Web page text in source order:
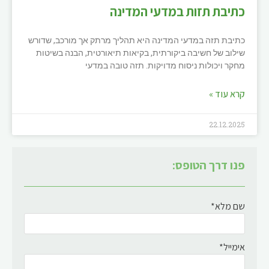
כתיבת תזות במדעי המדינה
כתיבת תזה במדעי המדינה היא תהליך מרתק אך מורכב, שדורש
שילוב של חשיבה ביקורתית, בקיאות תיאורטית, הבנה בשיטות
מחקר ויכולות ניסוח מדויקות. תזה טובה במדעי
קרא עוד »
22.12.2025
פנו דרך הטופס:
שם מלא*
אימייל*